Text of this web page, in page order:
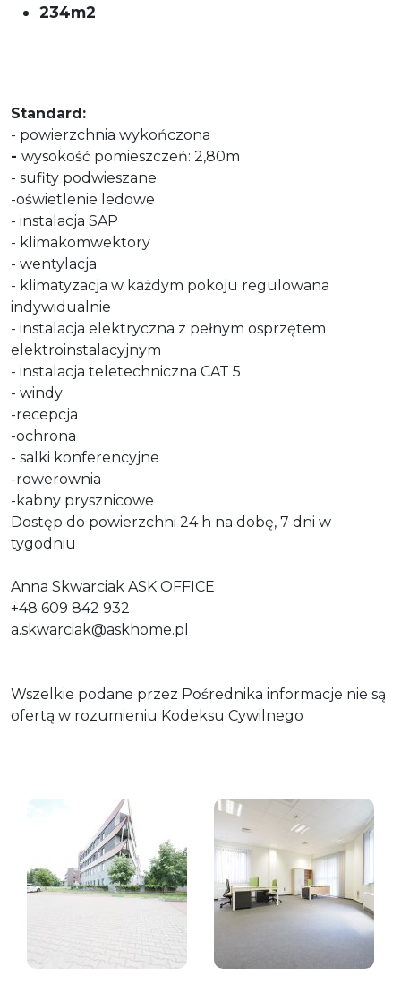
234m2
Standard:
- powierzchnia wykończona
- wysokość pomieszczeń: 2,80m
- sufity podwieszane
-oświetlenie ledowe
- instalacja SAP
- klimakomwektory
- wentylacja
- klimatyzacja w każdym pokoju regulowana
indywidualnie
- instalacja elektryczna z pełnym osprzętem
elektroinstalacyjnym
- instalacja teletechniczna CAT 5
- windy
-recepcja
-ochrona
- salki konferencyjne
-rowerownia
-kabny prysznicowe
Dostęp do powierzchni 24 h na dobę, 7 dni w
tygodniu
Anna Skwarciak ASK OFFICE
+48 609 842 932
a.skwarciak@askhome.pl
Wszelkie podane przez Pośrednika informacje nie są
ofertą w rozumieniu Kodeksu Cywilnego